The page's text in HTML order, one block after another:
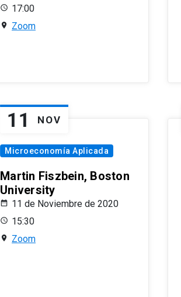
17:00
Zoom
11 NOV
Microeconomía Aplicada
Martin Fiszbein, Boston
University
11 de Noviembre de 2020
15:30
Zoom